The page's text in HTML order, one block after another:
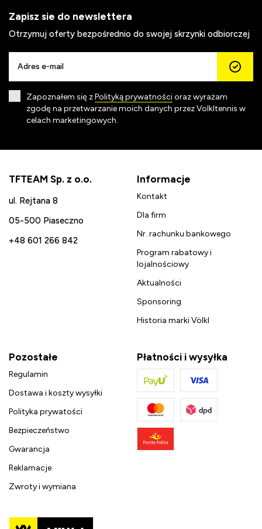
Zapisz sie do newslettera
Otrzymuj oferty bezpośrednio do swojej skrzynki odbiorczej
Zapoznałem się zPolityką prywatnościoraz wyrażam
zgodę na przetwarzanie moich danych przez Volkltennis w
celach marketingowych.
TFTEAM Sp. z o.o.
ul. Rejtana 8
05-500 Piaseczno
+48 601 266 842
Informacje
Kontakt
Dla firm
Nr. rachunku bankowego
Program rabatowy i
lojalnościowy
Aktualności
Sponsoring
Historia marki Völkl
Pozostałe
Regulamin
Dostawa i koszty wysyłki
Polityka prywatości
Bezpieczeństwo
Gwarancja
Reklamacje
Zwroty i wymiana
Płatności i wysyłka